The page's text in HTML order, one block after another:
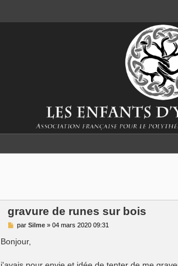
gravure de runes sur bois
M
s
s
g
parSilme »04 mars 2020 09:31
Bonjour,